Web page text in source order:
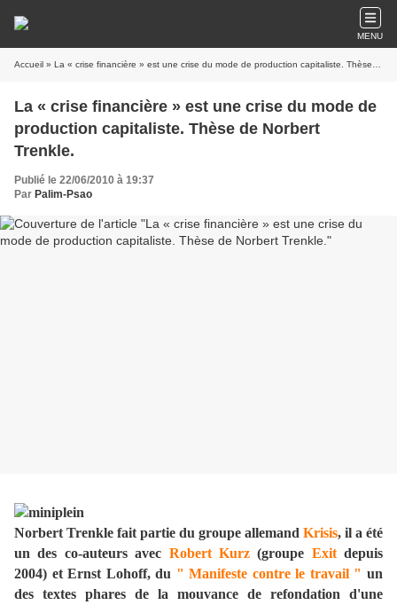
MENU
Accueil » La « crise financière » est une crise du mode de production capitaliste. Thèse de Norbert Trenkle.
La « crise financière » est une crise du mode de
production capitaliste. Thèse de Norbert
Trenkle.
Publié le 22/06/2010 à 19:37
Par Palim-Psao
Norbert Trenkle fait partie du groupe allemand Krisis, il a été
un des co-auteurs avec Robert Kurz(groupe Exitdepuis
2004) et Ernst Lohoff, du " Manifeste contre le travail " un
des textes phares de la mouvance de refondation d'une